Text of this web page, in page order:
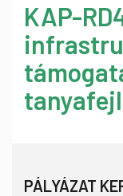
KAP-
PÁLYÁZAT